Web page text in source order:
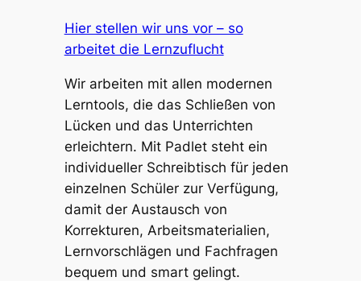
Hier stellen wir uns vor – so
arbeitet die Lernzuflucht
Wir arbeiten mit allen modernen
Lerntools, die das Schließen von
Lücken und das Unterrichten
erleichtern. Mit Padlet steht ein
individueller Schreibtisch für jeden
einzelnen Schüler zur Verfügung,
damit der Austausch von
Korrekturen, Arbeitsmaterialien,
Lernvorschlägen und Fachfragen
bequem und smart gelingt.